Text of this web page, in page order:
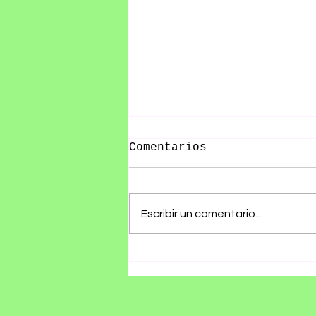
Comentarios
Escribir un comentario...